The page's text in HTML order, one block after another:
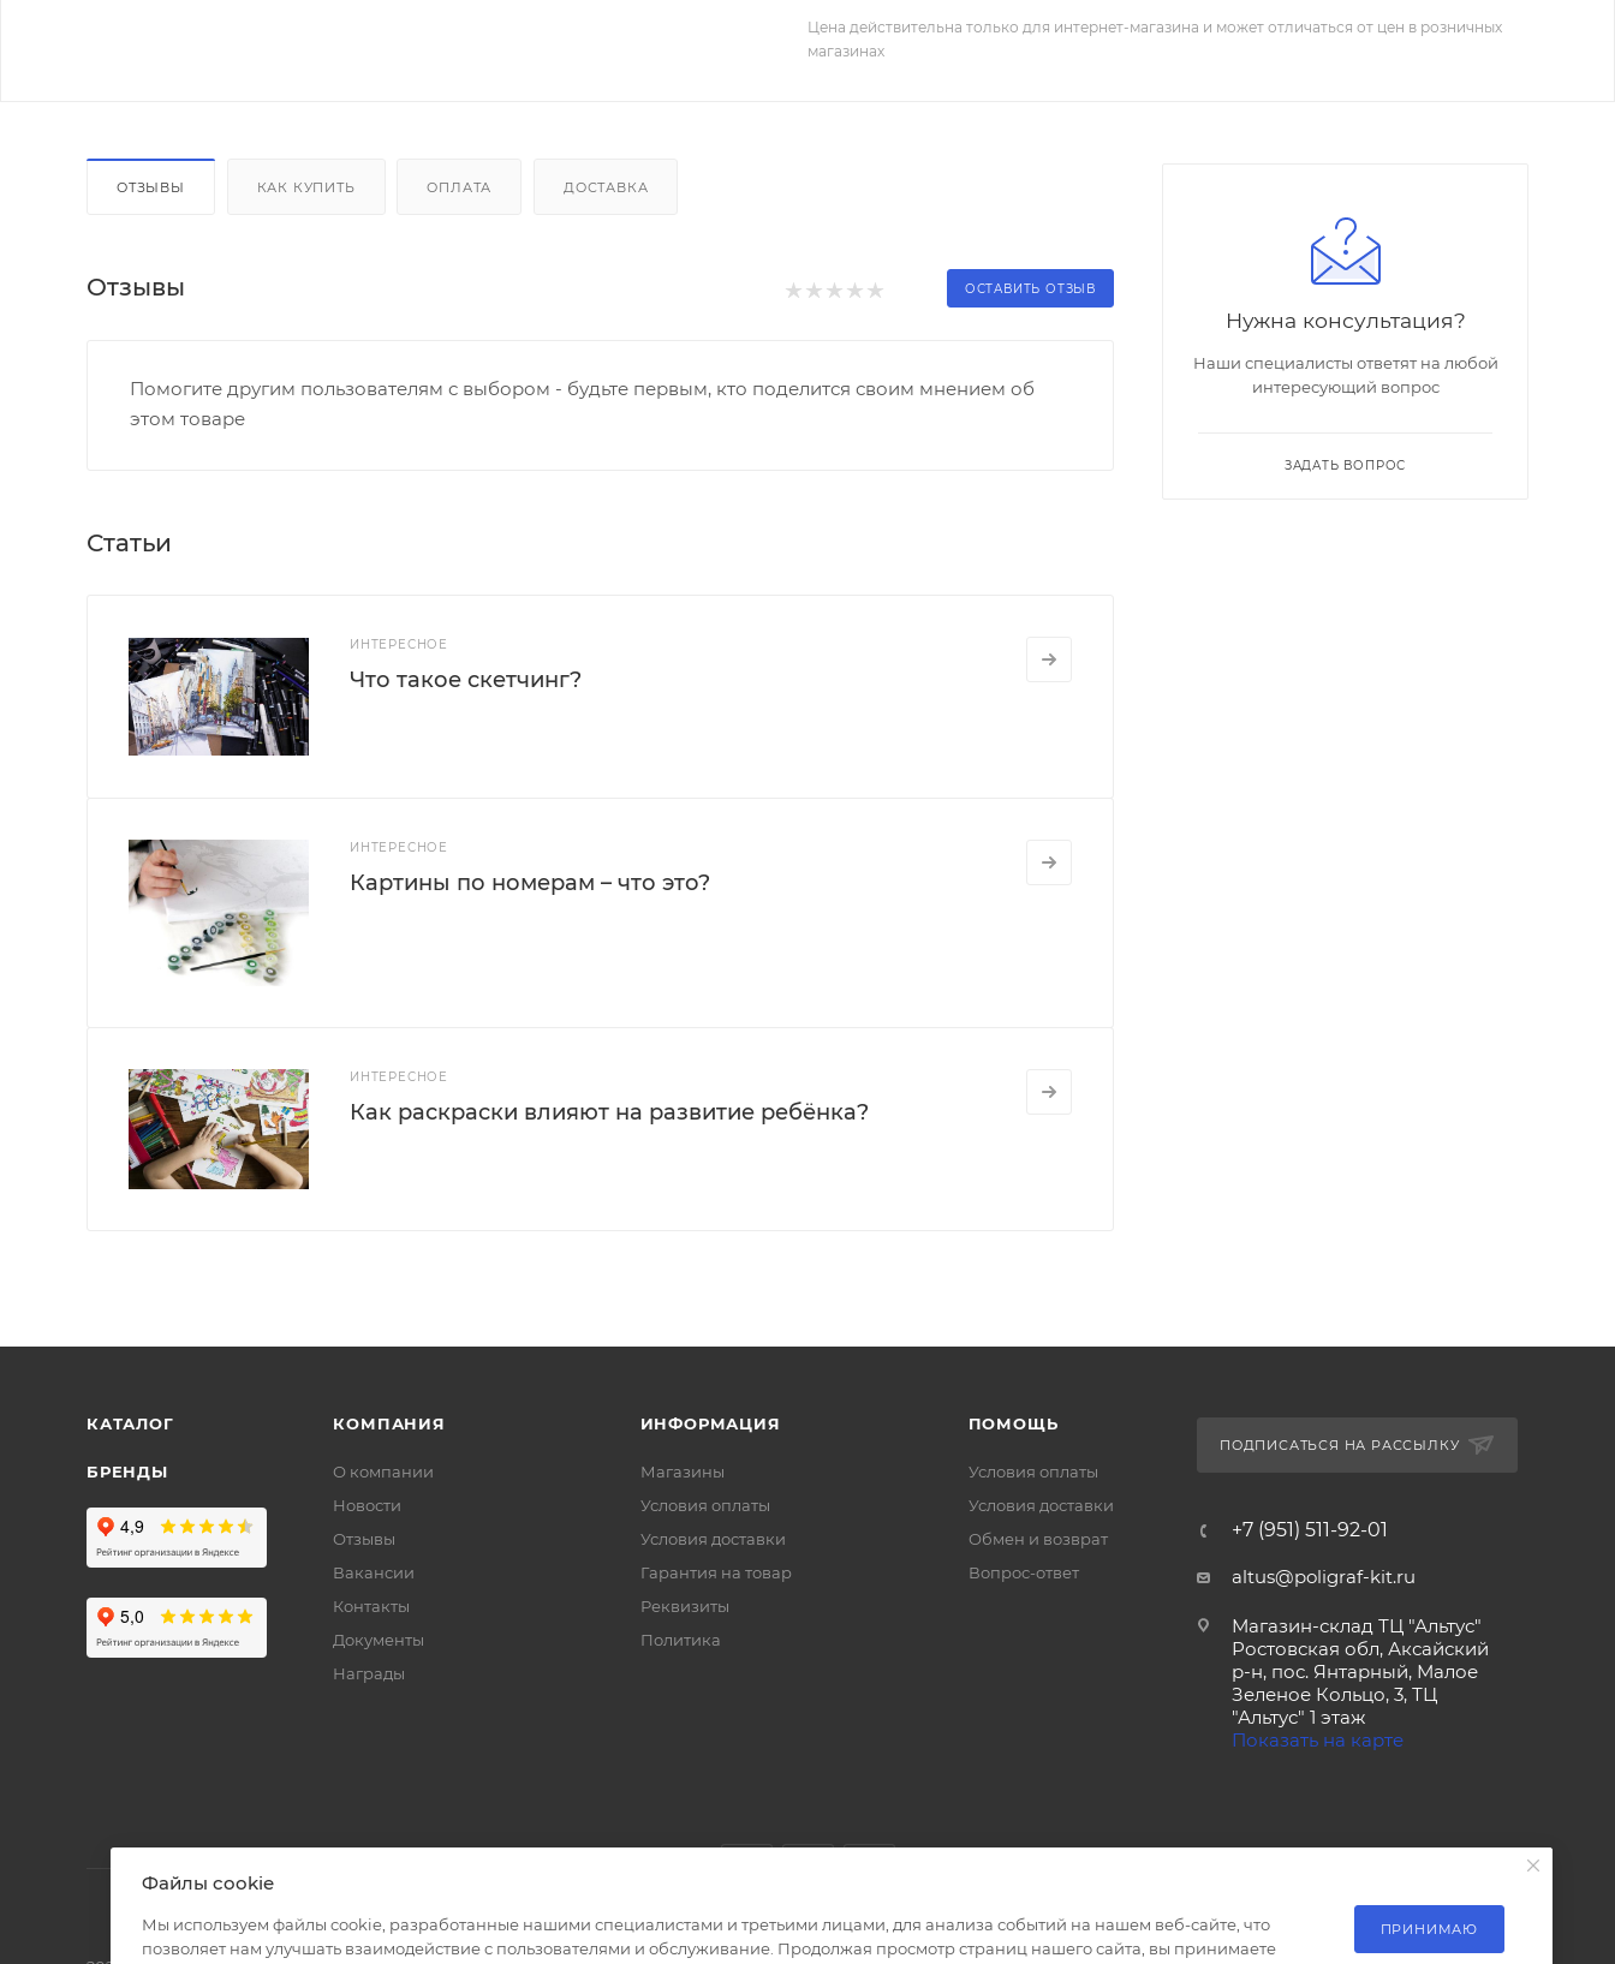
Цена действительна только для интернет-магазина и может отличаться от цен в розничных
магазинах
ОТЗЫВЫ КАК КУПИТЬ ОПЛАТА ДОСТАВКА
Отзывы ОСТАВИТЬ ОТЗЫВ
Помогите другим пользователям с выбором - будьте первым, кто поделится своим мнением об
этом товаре
Статьи
ИНТЕРЕСНОЕ
Что такое скетчинг?
ИНТЕРЕСНОЕ
Картины по номерам – что это?
ИНТЕРЕСНОЕ
Как раскраски влияют на развитие ребёнка?
Нужна консультация?
Наши специалисты ответят на любой
интересующий вопрос
ЗАДАТЬ ВОПРОС
КАТАЛОГ
БРЕНДЫ
КОМПАНИЯ
О компании
Новости
Отзывы
Вакансии
Контакты
Документы
Награды
ИНФОРМАЦИЯ
Магазины
Условия оплаты
Условия доставки
Гарантия на товар
Реквизиты
Политика
ПОМОЩЬ
Условия оплаты
Условия доставки
Обмен и возврат
Вопрос-ответ
ПОДПИСАТЬСЯ НА РАССЫЛКУ
+7 (951) 511-92-01
altus@poligraf-kit.ru
Магазин-склад ТЦ "Альтус"
Ростовская обл, Аксайский
р-н, пос. Янтарный, Малое
Зеленое Кольцо, 3, ТЦ
"Альтус" 1 этаж
Показать на карте
Файлы cookie
Мы используем файлы cookie, разработанные нашими специалистами и третьими лицами, для анализа событий на нашем веб-сайте, что
позволяет нам улучшать взаимодействие с пользователями и обслуживание. Продолжая просмотр страниц нашего сайта, вы принимаете
ПРИНИМАЮ